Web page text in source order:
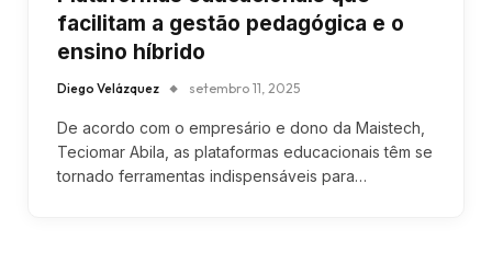
facilitam a gestão pedagógica e o
ensino híbrido
Diego Velázquez setembro 11, 2025
De acordo com o empresário e dono da Maistech,
Teciomar Abila, as plataformas educacionais têm se
tornado ferramentas indispensáveis para…